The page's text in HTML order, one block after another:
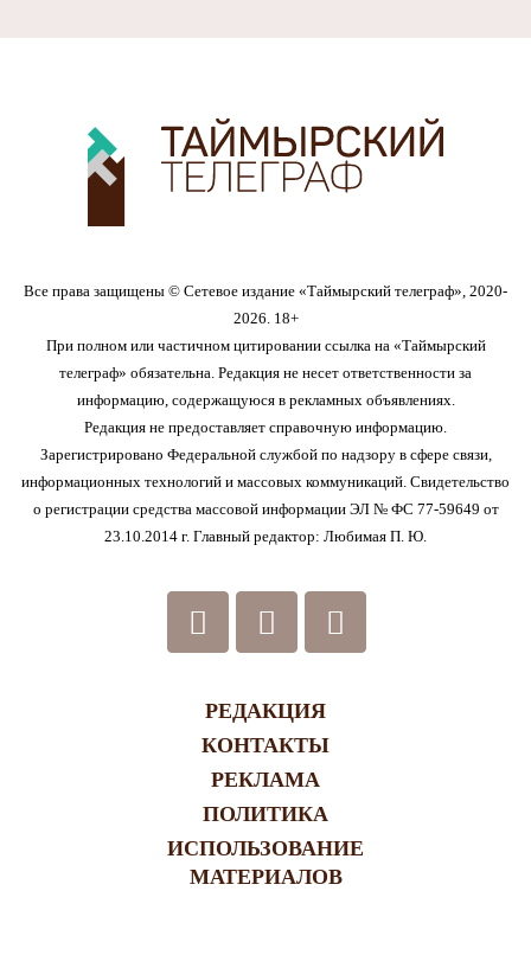
Все права защищены © Сетевое издание «Таймырский телеграф», 2020-
2026. 18+
При полном или частичном цитировании ссылка на «Таймырский
телеграф» обязательна. Редакция не несет ответственности за
информацию, содержащуюся в рекламных объявлениях.
Редакция не предоставляет справочную информацию.
Зарегистрировано Федеральной службой по надзору в сфере связи,
информационных технологий и массовых коммуникаций. Свидетельство
о регистрации средства массовой информации ЭЛ № ФС 77-59649 от
23.10.2014 г. Главный редактор: Любимая П. Ю.
РЕДАКЦИЯ
КОНТАКТЫ
РЕКЛАМА
ПОЛИТИКА
ИСПОЛЬЗОВАНИЕ
МАТЕРИАЛОВ